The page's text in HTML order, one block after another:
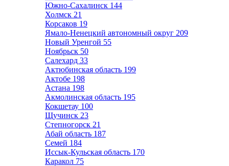
Южно-Сахалинск 144
Холмск 21
Корсаков 19
Ямало-Ненецкий автономный округ 209
Новый Уренгой 55
Ноябрьск 50
Салехард 33
Актюбинская область 199
Актобе 198
Астана 198
Акмолинская область 195
Кокшетау 100
Щучинск 23
Степногорск 21
Абай область 187
Семей 184
Иссык-Кульская область 170
Каракол 75